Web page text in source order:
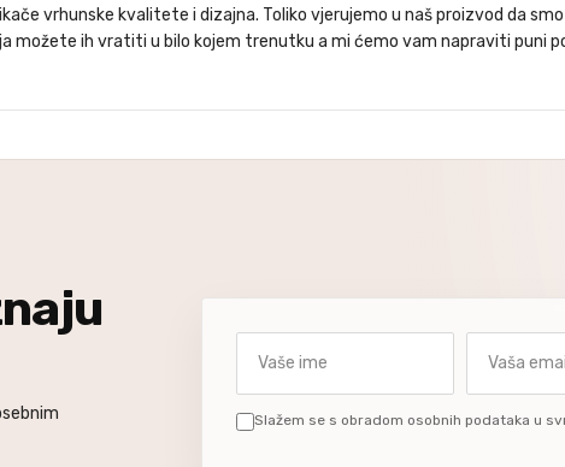
vrhunske kvalitete i dizajna. Toliko vjerujemo u naš proizvod da
možete ih vratiti u bilo kojem trenutku a mi ćemo vam napraviti puni
Slažem se s obradom osobnih podataka u